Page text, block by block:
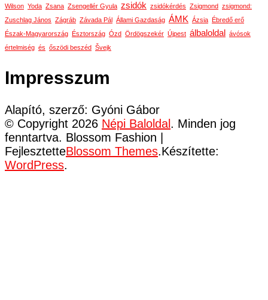
Wilson Yoda Zsana Zsengellér Gyula zsidók zsidókérdés Zsigmond zsigmond:
Zuschlag János Zágráb Závada Pál Állami Gazdaság ÁMK Ázsia Ébredő erő
Észak-Magyarország Észtország Ózd Ördögszekér Újpest álbaloldal
ávósok
értelmiség és őszödi beszéd Švejk
Impresszum
Alapító, szerző: Gyóni Gábor
© Copyright 2026 Népi Baloldal . Minden jog
fenntartva. Blossom Fashion |
FejlesztetteBlossom Themes.Készítette:
WordPress.